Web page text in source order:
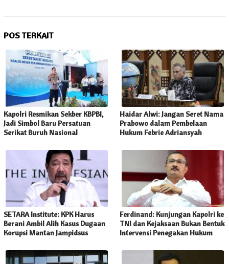
POS TERKAIT
Kapolri Resmikan Sekber KBPBI,
Jadi Simbol Baru Persatuan
Serikat Buruh Nasional
Haidar Alwi: Jangan Seret Nama
Prabowo dalam Pembelaan
Hukum Febrie Adriansyah
SETARA Institute: KPK Harus
Berani Ambil Alih Kasus Dugaan
Korupsi Mantan Jampidsus
Ferdinand: Kunjungan Kapolri ke
TNI dan Kejaksaan Bukan Bentuk
Intervensi Penegakan Hukum